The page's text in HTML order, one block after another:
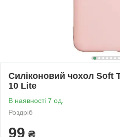
Силіконовий чохол Soft
10 Lite
В наявності 7 од.
Роздріб
99 ₴